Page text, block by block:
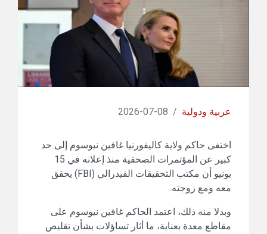
عربية ودولية /
08-07-2026
اختفى حاكم ولاية كاليفورنيا غافين نيوسوم إلى حد
كبير عن المؤتمرات الصحفية منذ إعلانه في 15
يونيو أن مكتب التحقيقات الفيدرالي (FBI) يحقق
معه ومع زوجته.
وبدلا منه ذلك، اعتمد الحاكم غافين نيوسوم على
مقاطع معدة بعناية، ما أثار تساؤلات بشأن تقليص